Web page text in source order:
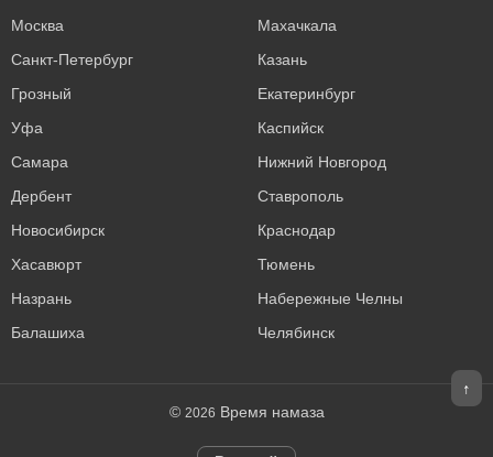
Москва
Махачкала
Санкт-Петербург
Казань
Грозный
Екатеринбург
Уфа
Каспийск
Самара
Нижний Новгород
Дербент
Ставрополь
Новосибирск
Краснодар
Хасавюрт
Тюмень
Назрань
Набережные Челны
Балашиха
Челябинск
© 2026 Время намаза
↑